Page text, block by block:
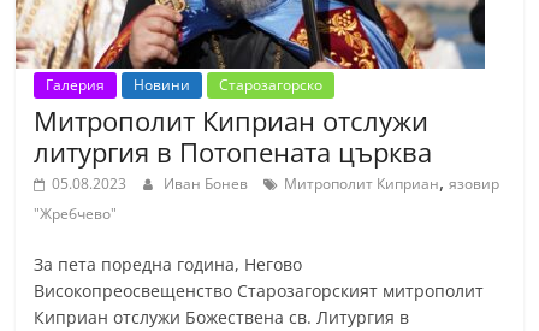
Галерия Новини Старозагорско
Митрополит Киприан отслужи
литургия в Потопената църква
05.08.2023 Иван Бонев Митрополит Киприан,язовир
"Жребчево"
За пета поредна година, Негово
Високопреосвещенство Старозагорският митрополит
Киприан отслужи Божествена св. Литургия в